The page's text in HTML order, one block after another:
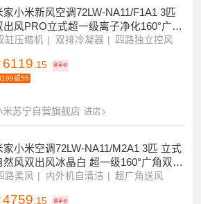
券1000-50 满199返55
评价
好评率100%
米苏宁自营旗舰店 进店
家小米新风空调72LW-NA11/F1A1 3匹
出送风 多分区独立控温
缸压缩机 双排冷凝器
6119.15
199返55
米苏宁自营旗舰店 进店